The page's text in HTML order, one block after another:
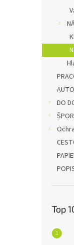
DO
Top